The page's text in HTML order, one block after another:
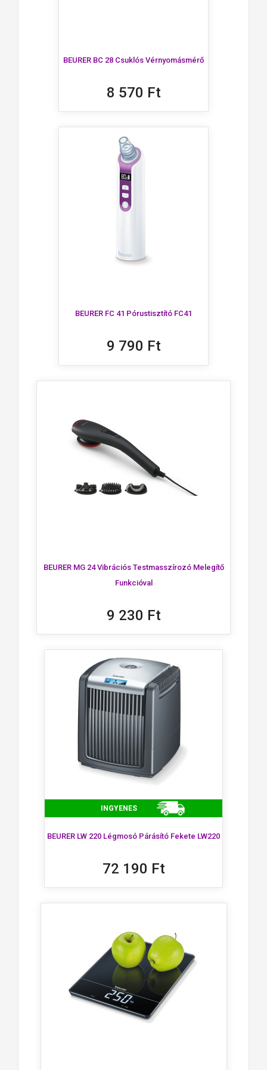
BEURER BC 28 Csuklós Vérnyomásmérő
8 570 Ft
BEURER FC 41 Pórustisztító FC41
9 790 Ft
BEURER MG 24 Vibrációs Testmasszírozó Melegítő
Funkcióval
9 230 Ft
INGYENES
BEURER LW 220 Légmosó Párásító Fekete LW220
72 190 Ft